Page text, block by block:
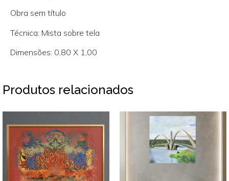
Obra sem título
Técnica: Mista sobre tela
Dimensões: 0,80 X 1,00
Produtos relacionados